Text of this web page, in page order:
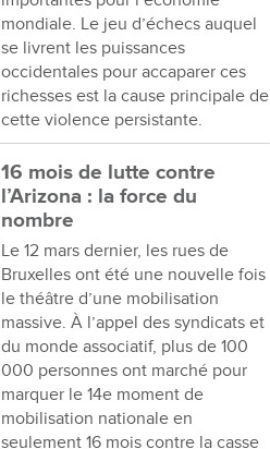
mondiale. Le jeu d’échecs auquel
se livrent les puissances
occidentales pour accaparer ces
richesses est la cause principale de
cette violence persistante.
16 mois de lutte contre
l’Arizona : la force du
nombre
Le 12 mars dernier, les rues de
Bruxelles ont été une nouvelle fois
le théâtre d’une mobilisation
massive. À l’appel des syndicats et
du monde associatif, plus de 100
000 personnes ont marché pour
marquer le 14e moment de
mobilisation nationale en
seulement 16 mois contre la casse